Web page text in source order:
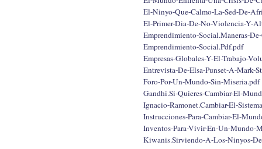
El-Ninyo-Que-Calmo-La-Sed-De-
El-Primer-Dia-De-No-Violencia-Y-
Emprendimiento-Social.Maneras-
Emprendimiento-Social.Pdf.pdf
Empresas-Globales-Y-El-Trabajo-
Entrevista-De-Elsa-Punset-A-Mark-
Foro-Por-Un-Mundo-Sin-Miseria.pdf
Gandhi.Si-Quieres-Cambiar-El-
Ignacio-Ramonet.Cambiar-El-
Instrucciones-Para-Cambiar-El-
Inventos-Para-Vivir-En-Un-Mundo-
Kiwanis.Sirviendo-A-Los-Ninyos-